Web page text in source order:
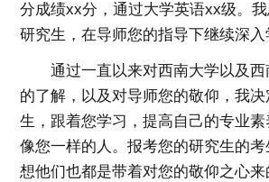
分成绩xx分，通过大学英语xx级。
研究生，在导师您的指导下继续深入
通过一直以来对西南大学以及西
的了解，以及对导师您的敬仰，我
生，跟着您学习，提高自己的专业
像您一样的人。报考您的研究生的
想他们也都是带着对您的敬仰之心